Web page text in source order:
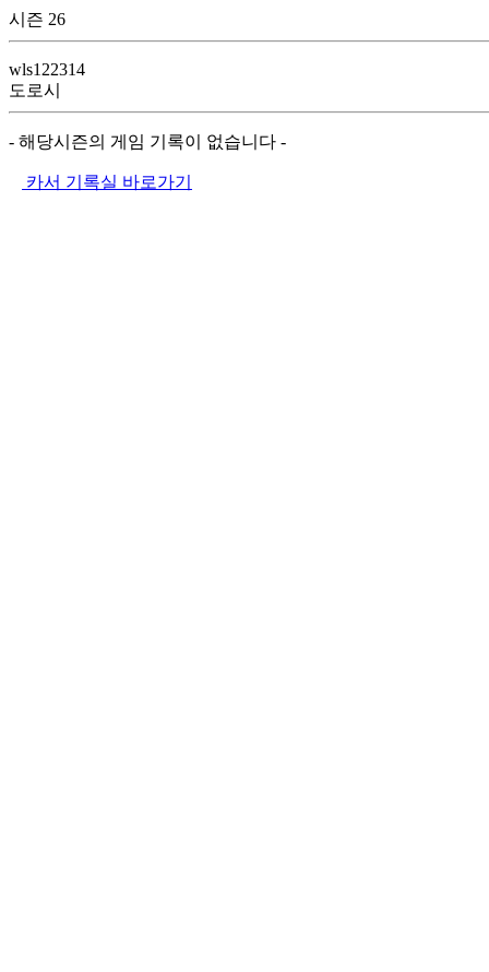
시즌 26
wls122314
도로시
- 해당시즌의 게임 기록이 없습니다 -
카서 기록실 바로가기